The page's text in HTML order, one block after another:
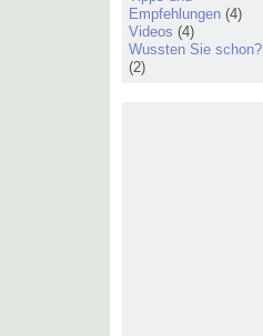
Empfehlungen (4)
Videos (4)
Wussten Sie schon?
(2)